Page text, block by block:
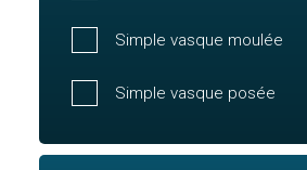
Simple vasque moulée
Simple vasque posée